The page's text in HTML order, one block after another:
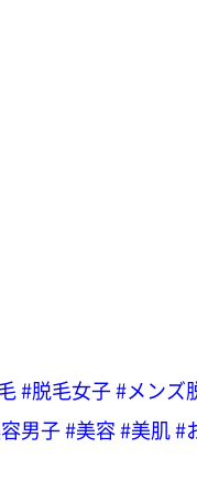
#脱毛女子#メンズ
男子#美容#美肌#